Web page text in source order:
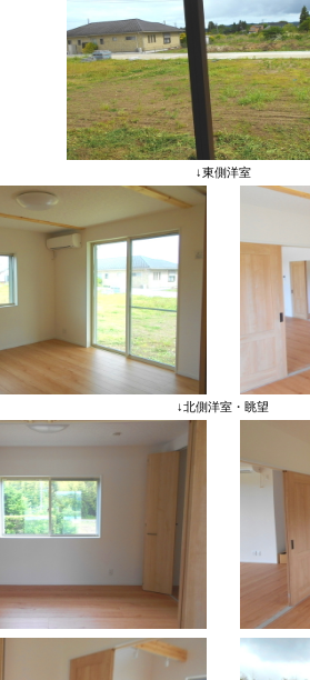
↓東側洋室
↓北側洋室・眺望